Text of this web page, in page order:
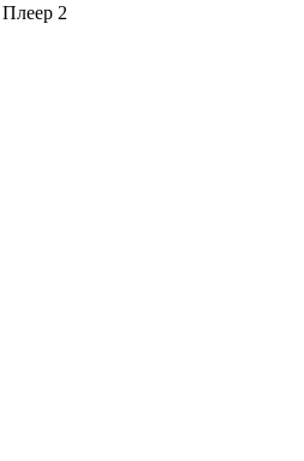
Плеер 2